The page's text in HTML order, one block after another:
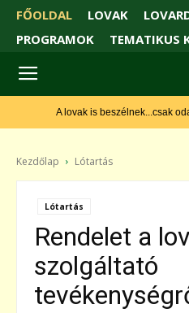
FŐOLDAL LOVAK
PROGRAMOK
TEMATIKUS
A lovak is beszélnek...csak oda
Kezdőlap Lótartás
Lótartás
Rendelet a
szolgáltató